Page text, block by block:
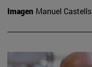
Imagen Manuel Castells